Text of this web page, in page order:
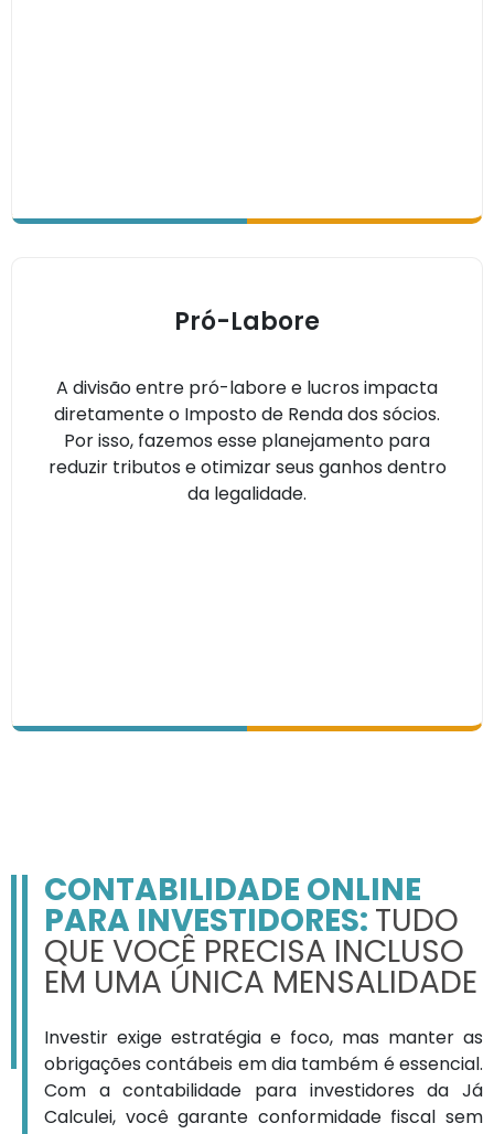
Pró-Labore
A divisão entre pró-labore e lucros impacta
diretamente o Imposto de Renda dos sócios.
Por isso, fazemos esse planejamento para
reduzir tributos e otimizar seus ganhos dentro
da legalidade.
CONTABILIDADE ONLINE
PARA INVESTIDORES: TUDO
QUE VOCÊ PRECISA INCLUSO
EM UMA ÚNICA MENSALIDADE
Investir exige estratégia e foco, mas manter as
obrigações contábeis em dia também é essencial.
Com a contabilidade para investidores da Já
Calculei, você garante conformidade fiscal sem